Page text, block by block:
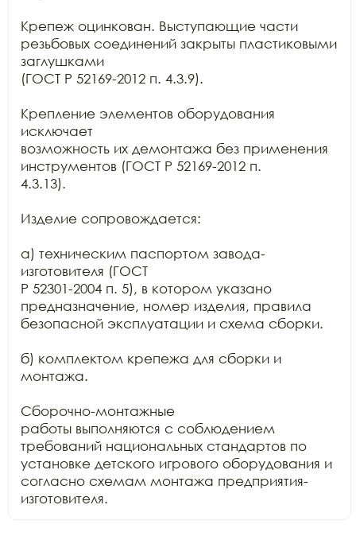
Крепеж оцинкован. Выступающие части
резьбовых соединений закрыты пластиковыми
заглушками
(ГОСТ Р 52169-2012 п. 4.3.9).
Крепление элементов оборудования
исключает
возможность их демонтажа без применения
инструментов (ГОСТ Р 52169-2012 п.
4.3.13).
Изделие сопровождается:
а) техническим паспортом завода-
изготовителя (ГОСТ
Р 52301-2004 п. 5), в котором указано
предназначение, номер изделия, правила
безопасной эксплуатации и схема сборки.
б) комплектом крепежа для сборки и
монтажа.
Сборочно-монтажные
работы выполняются с соблюдением
требований национальных стандартов по
установке детского игрового оборудования и
согласно схемам монтажа предприятия-
изготовителя.